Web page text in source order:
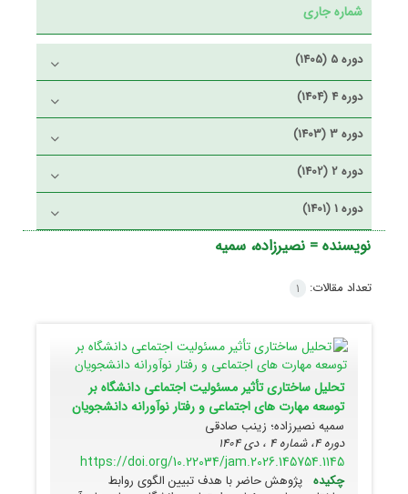
شماره جاری
دوره 5 (1405)
دوره 4 (1404)
دوره 3 (1403)
دوره 2 (1402)
دوره 1 (1401)
نویسنده = نصیرزاده، سمیه
تعداد مقالات: 1
تحلیل ساختاری تأثیر مسئولیت اجتماعی دانشگاه بر
توسعه مهارت های اجتماعی و رفتار نوآورانه دانشجویان
سمیه نصیرزاده؛ زینب صادقی
دوره 4، شماره 4 ، دی 1404
https://doi.org/10.22034/jam.2026.145754.1145
چکیده پژوهش حاضر با هدف تبیین الگوی روابط